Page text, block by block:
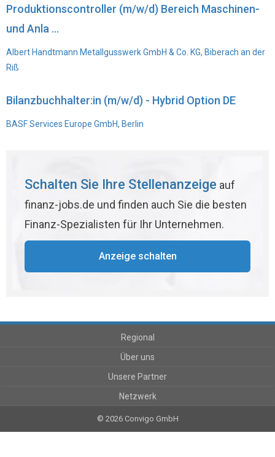
Produktionscontroller (m/w/d) Bereich Maschinen-
und Anla ...
Albert Handtmann Metallgusswerk GmbH & Co. KG, Biberach an der
Riß
Bilanzbuchhalter:in (m/w/d) - Hybrid Option DE
BASF Services Europe GmbH, Berlin
Schalten Sie Ihre Stellenanzeige auf
finanz-jobs.de und finden auch Sie die besten
Finanz-Spezialisten für Ihr Unternehmen.
Anzeige schalten
Regional
Über uns
Unsere Partner
Netzwerk
© 2026 Convigo GmbH